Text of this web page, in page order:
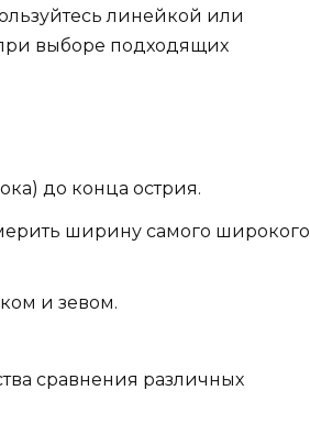
линейкой или
выборе подходящих
до конца острия.
ширину самого широкого
и зевом.
сравнения различных